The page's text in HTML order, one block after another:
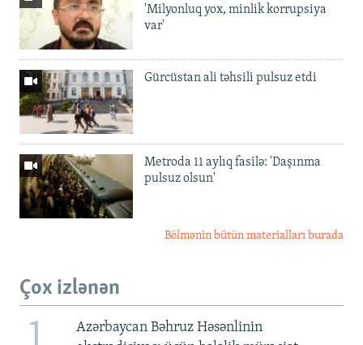
'Milyonluq yox, minlik korrupsiya
var'
Gürcüstan ali təhsili pulsuz etdi
Metroda 11 aylıq fasilə: 'Daşınma
pulsuz olsun'
Bölmənin bütün materialları burada
Çox izlənən
Azərbaycan Bəhruz Həsənlinin